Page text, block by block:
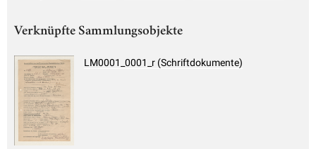
Verknüpfte Sammlungsobjekte
LM0001_0001_r (Schriftdokumente)